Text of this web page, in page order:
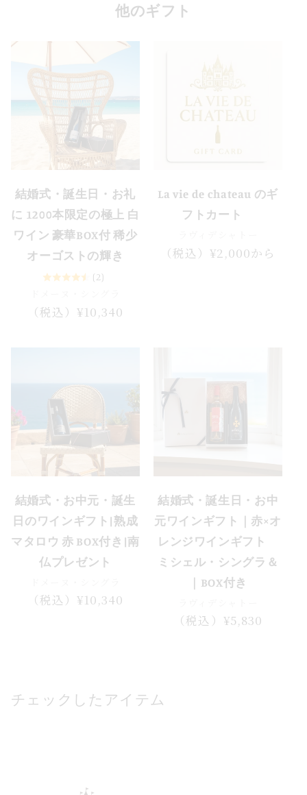
他のギフト
結婚式・誕生日・お礼
に 1200本限定の極上 白
ワイン 豪華BOX付 稀少
オーゴストの輝き
(2)
通（税込）¥10,340
La vie de chateau のギ
フトカート
通（税込）¥2,000から
結婚式・お中元・誕生
日のワインギフト|熟成
マタロウ 赤 BOX付き|南
仏プレゼント
通（税込）¥10,340
結婚式・誕生日・お中
元ワインギフト｜赤×オ
レンジワインギフト
ミシェル・シングラ＆
｜BOX付き
通（税込）¥5,830
チェックしたアイテム